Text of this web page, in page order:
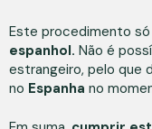
Este procedimento
espanhol. Não é
estrangeiro, pelo que
no Espanha no